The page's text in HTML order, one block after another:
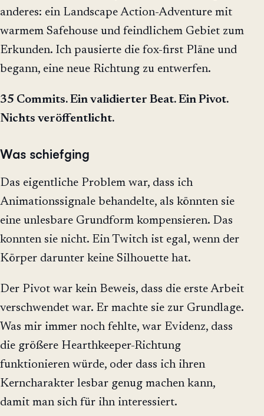
anderes: ein Landscape Action-Adventure mit
warmem Safehouse und feindlichem Gebiet zum
Erkunden. Ich pausierte die fox-first Pläne und
begann, eine neue Richtung zu entwerfen.
35 Commits. Ein validierter Beat. Ein Pivot.
Nichts veröffentlicht.
Was schiefging
Das eigentliche Problem war, dass ich
Animationssignale behandelte, als könnten sie
eine unlesbare Grundform kompensieren. Das
konnten sie nicht. Ein Twitch ist egal, wenn der
Körper darunter keine Silhouette hat.
Der Pivot war kein Beweis, dass die erste Arbeit
verschwendet war. Er machte sie zur Grundlage.
Was mir immer noch fehlte, war Evidenz, dass
die größere Hearthkeeper-Richtung
funktionieren würde, oder dass ich ihren
Kerncharakter lesbar genug machen kann,
damit man sich für ihn interessiert.